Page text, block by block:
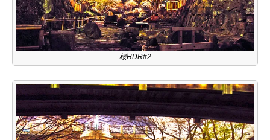
桜HDR#2